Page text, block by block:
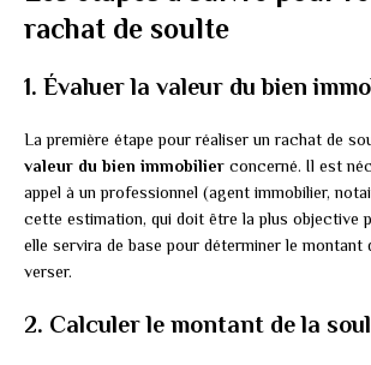
rachat de soulte
1. Évaluer la valeur du bien
La première étape pour réaliser un rachat de
valeur du bien immobilier concerné. Il est
appel à un professionnel (agent immobilier,
cette estimation, qui doit être la plus objective
elle servira de base pour déterminer le montant
verser.
2. Calculer le montant de la